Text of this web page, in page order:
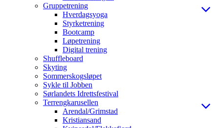
Gruppetrening
Hverdagsyoga
Styrketrening
Bootcamp
Løpetrening
Digital trening
Shuffleboard
Skyting
Sommerskogsløpet
Sykle til Jobben
Sørlandets Idrettsfestival
Terrengkarusellen
Arendal/Grimstad
Kristiansand